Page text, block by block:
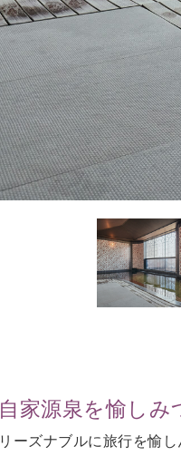
自家源泉を愉しみ
リーズナブルに旅行を愉